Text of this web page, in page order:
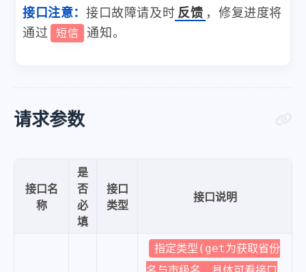
接口注意： 接口故障请及时 反馈 ，修复进度将
通过
短信 通知。
请求参数
接口名
称
是
否
必
填
接口
类型
接口说明
指定类型(get为获取省份